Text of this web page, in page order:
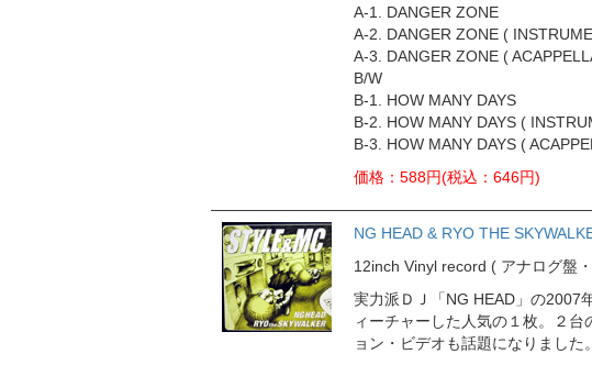
A-1. DANGER ZONE
A-2. DANGER ZONE (
A-3. DANGER ZONE (
B/W
B-1. HOW MANY DAYS
B-2. HOW MANY DAYS (
B-3. HOW MANY DAYS (
価格：588円(税込：646円)
NG HEAD & RYO THE
12inch Vinyl record ( アナログ盤
実力派ＤＪ「NG HEAD」の2007
ィーチャーした人気の１枚。２
ョン・ビデオも話題になりました。